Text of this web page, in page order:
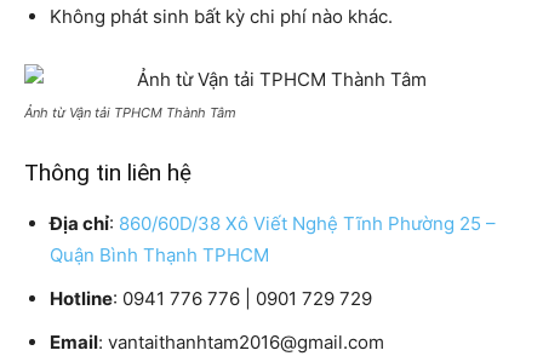
Không phát sinh bất kỳ chi phí nào khác.
Ảnh từ Vận tải TPHCM Thành Tâm
Thông tin liên hệ
Địa chỉ: 860/60D/38 Xô Viết Nghệ Tĩnh Phường 25 –
Quận Bình Thạnh TPHCM
Hotline: 0941 776 776 | 0901 729 729
Email: vantaithanhtam2016@gmail.com